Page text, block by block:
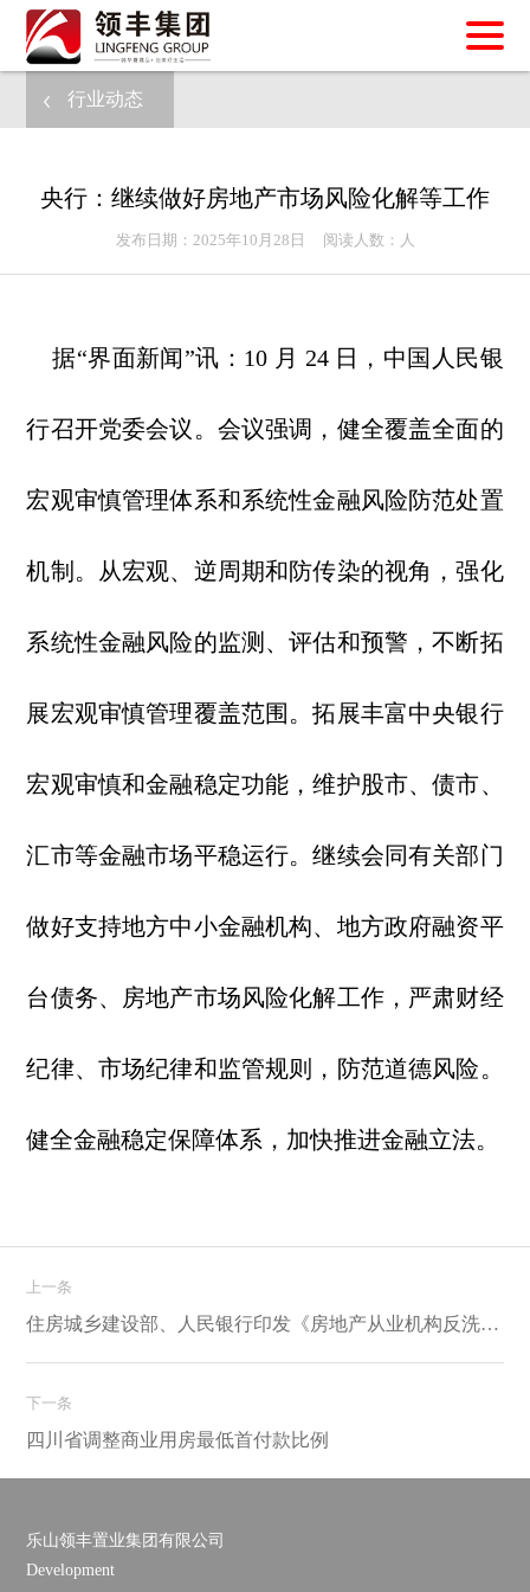
行业动态
央行：继续做好房地产市场风险化解等工作
发布日期：2025年10月28日 阅读人数： 人
据“界面新闻”讯：10 月 24 日，中国人民银
行召开党委会议。会议强调，健全覆盖全面的
宏观审慎管理体系和系统性金融风险防范处置
机制。从宏观、逆周期和防传染的视角，强化
系统性金融风险的监测、评估和预警，不断拓
展宏观审慎管理覆盖范围。拓展丰富中央银行
宏观审慎和金融稳定功能，维护股市、债市、
汇市等金融市场平稳运行。继续会同有关部门
做好支持地方中小金融机构、地方政府融资平
台债务、房地产市场风险化解工作，严肃财经
纪律、市场纪律和监管规则，防范道德风险。
健全金融稳定保障体系，加快推进金融立法。
上一条
住房城乡建设部、人民银行印发《房地产从业机构反洗 钱工作管理办法》
下一条
四川省调整商业用房最低首付款比例
乐山领丰置业集团有限公司
Development